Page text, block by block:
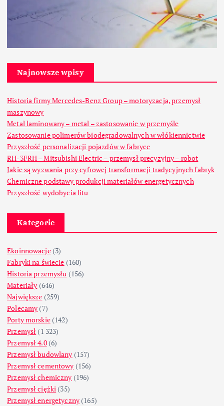
Najnowsze wpisy
Historia firmy Mercedes-Benz Group – motoryzacja, przemysł
maszynowy
Metal laminowany – metal – zastosowanie w przemyśle
Zastosowanie polimerów biodegradowalnych w włókiennictwie
Przyszłość personalizacji pojazdów w fabryce
RH-3FRH – Mitsubishi Electric – przemysł precyzyjny – robot
Jakie są wyzwania przy cyfrowej transformacji tradycyjnych fabryk
Chemiczne podstawy produkcji materiałów energetycznych
Przyszłość wydobycia litu
Kategorie
Ekoinnowacje(3)
Fabryki na świecie (160)
Historia przemysłu (156)
Materiały (646)
Największe (259)
Polecamy (7)
Porty morskie(142)
Przemysł (1 323)
Przemysł 4.0(6)
Przemysł budowlany (157)
Przemysł cementowy (156)
Przemysł chemiczny (196)
Przemysł ciężki (35)
Przemysł energetyczny (165)